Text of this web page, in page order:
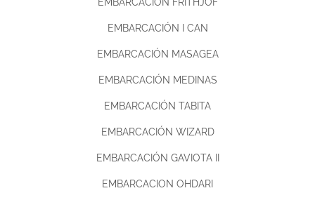
EMBARCACIÓN I CAN
EMBARCACIÓN MASAGEA
EMBARCACIÓN MEDINAS
EMBARCACIÓN TABITA
EMBARCACIÓN WIZARD
EMBARCACIÓN GAVIOTA II
EMBARCACION OHDARI